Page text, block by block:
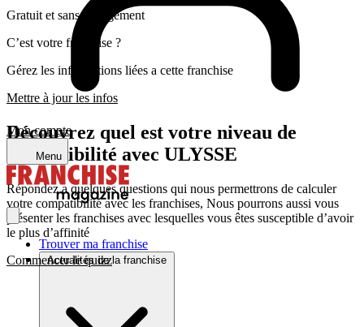
Mon compte
Menu
Trouver ma franchise
Actualités de la franchise
Gratuit et sans engagement
C’est votre franchise ?
Gérez les informations liées a cette franchise
Mettre à jour les infos
Découvrez quel est votre niveau de
compatibilité avec ULYSSE
Répondez a quelques questions qui nous permettrons de calculer
votre compatibilité avec les franchises, Nous pourrons aussi vous
présenter les franchises avec lesquelles vous êtes susceptible d’avoir
le plus d’affinité
Commencer le quizz